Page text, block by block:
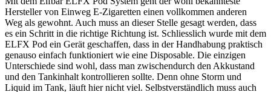
Hersteller von Einweg E-Zigaretten einen vollkommen anderen
Weg als gewohnt. Auch muss an dieser Stelle gesagt werden, dass
es ein Schritt in die richtige Richtung ist. Schliesslich wurde mit dem
ELFX Pod ein Gerät geschaffen, dass in der Handhabung praktisch
genauso einfach funktioniert wie eine Disposable. Die einzigen
Unterschiede sind wohl, dass man zwischendurch den Akkustand
und den Tankinhalt kontrollieren sollte. Denn ohne Storm und
Liquid im Tank, läuft hier nicht viel. Selbstverständlich muss auch